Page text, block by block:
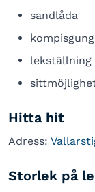
sandlåda
lekställning
Hitta hit
Adress:
Storlek på